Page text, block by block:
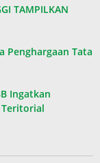
TAMPILKAN
Penghargaan Tata
Ingatkan
Teritorial